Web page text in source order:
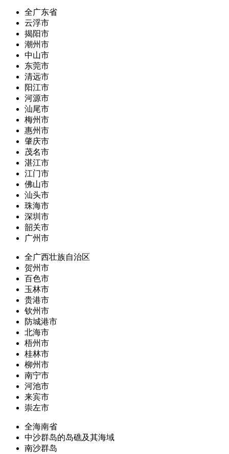
全广东省
云浮市
揭阳市
潮州市
中山市
东莞市
清远市
阳江市
河源市
汕尾市
梅州市
惠州市
肇庆市
茂名市
湛江市
江门市
佛山市
汕头市
珠海市
深圳市
韶关市
广州市
全广西壮族自治区
贺州市
百色市
玉林市
贵港市
钦州市
防城港市
北海市
梧州市
桂林市
柳州市
南宁市
河池市
来宾市
崇左市
全海南省
中沙群岛的岛礁及其海域
南沙群岛